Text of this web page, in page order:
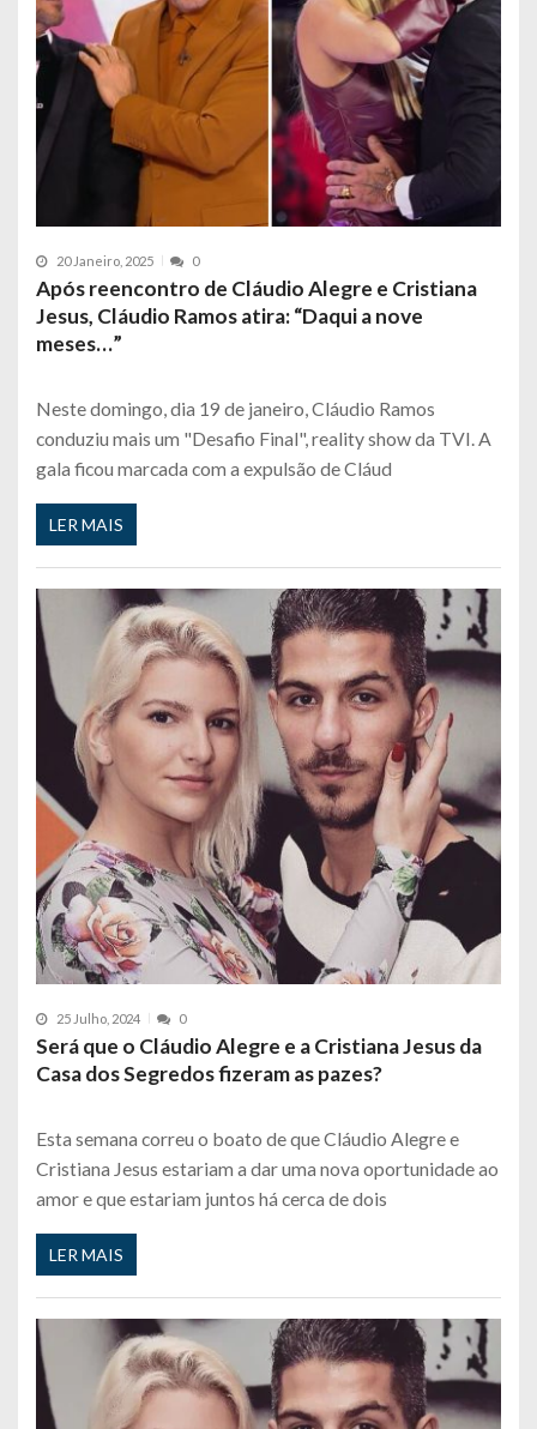
20 Janeiro, 2025 0
Após reencontro de Cláudio Alegre e Cristiana
Jesus, Cláudio Ramos atira: “Daqui a nove
meses…”
Neste domingo, dia 19 de janeiro, Cláudio Ramos
conduziu mais um "Desafio Final", reality show da TVI. A
gala ficou marcada com a expulsão de Cláud
LER MAIS
25 Julho, 2024 0
Será que o Cláudio Alegre e a Cristiana Jesus da
Casa dos Segredos fizeram as pazes?
Esta semana correu o boato de que Cláudio Alegre e
Cristiana Jesus estariam a dar uma nova oportunidade ao
amor e que estariam juntos há cerca de dois
LER MAIS